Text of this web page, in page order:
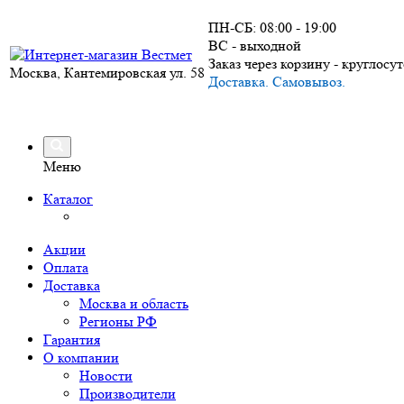
Москва, Кантемировская ул. 58
ПН-СБ: 08:00 - 19:00
ВС - выходной
Заказ через корзину -
Доставка. Самовывоз.
Меню
Каталог
Акции
Оплата
Доставка
Москва и область
Регионы РФ
Гарантия
О компании
Новости
Производители